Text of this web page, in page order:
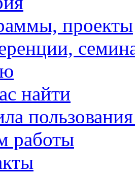
проекты
найти
работы